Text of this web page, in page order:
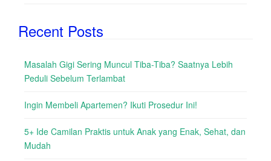
Recent Posts
Masalah Gigi Sering Muncul Tiba-Tiba? Saatnya Lebih
Peduli Sebelum Terlambat
Ingin Membeli Apartemen? Ikuti Prosedur Ini!
5+ Ide Camilan Praktis untuk Anak yang Enak, Sehat, dan
Mudah